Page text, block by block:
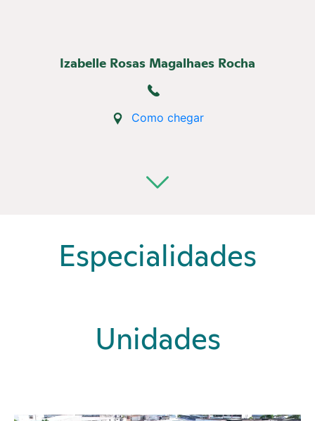
Blog da Samel
Izabelle Rosas Magalhaes Rocha
Como chegar
Especialidades
Unidades